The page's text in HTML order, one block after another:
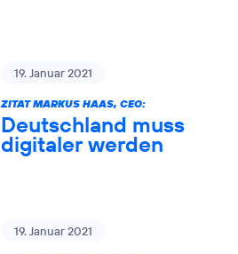
19. Januar 2021
ZITAT MARKUS HAAS, CEO:
Deutschland muss
digitaler werden
19. Januar 2021